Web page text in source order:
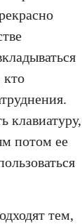
кто
клавиатуру,
потом ее
тем,